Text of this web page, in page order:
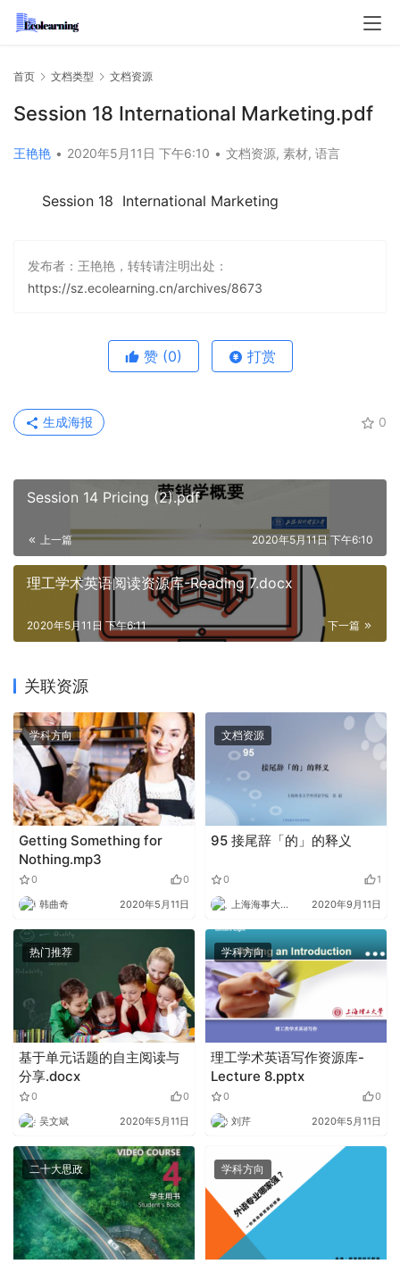
首页 文档类型 文档资源
Session 18 International Marketing.pdf
王艳艳 • 2020年5月11日 下午6:10 • 文档资源, 素材, 语言
Session 18  International Marketing
发布者：王艳艳，转转请注明出处：
https://sz.ecolearning.cn/archives/8673
赞 (0) 打赏
0
生成海报
Session 14 Pricing (2).pdf
上一篇 2020年5月11日 下午6:10
理工学术英语阅读资源库-Reading 7.docx
下一篇
2020年5月11日 下午6:11
关联资源
学科方向
Getting Something for
Nothing.mp3
0 0
韩曲奇 2020年5月11日
文档资源
95 接尾辞「的」的释义
0 1
上海海事大学外语 2020年9月11日
热门推荐
基于单元话题的自主阅读与
分享.docx
0 0
吴文斌 2020年5月11日
学科方向
理工学术英语写作资源库-
Lecture 8.pptx
0 0
刘芹 2020年5月11日
二十大思政 学科方向